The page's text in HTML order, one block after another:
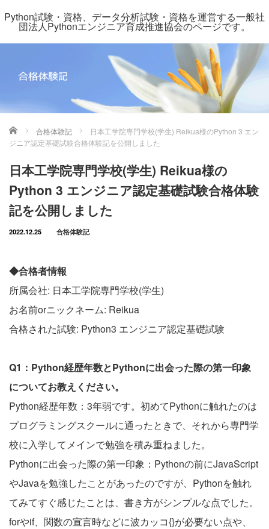
Python試験・資格、データ分析試験・資格を運営する一般社
団法人Pythonエンジニア育成推進協会のページです。
ホーム 合格体験記
日本工学院専門学校(学生) Reikua様のPython 3 エン
ジニア認定基礎試験合格体験記を公開しました
日本工学院専門学校(学生) Reikua様の
Python 3 エンジニア認定基礎試験合格体験
記を公開しました
2022.12.25 合格体験記
◆合格者情報
所属会社: 日本工学院専門学校(学生)
お名前orニックネーム: Reikua
合格された試験: Python3 エンジニア認定基礎試験
Q1：Python経歴年数とPythonに出会った際の第一印象
についてお教えください。
Python経歴年数：3年弱です。初めてPythonに触れたのは
プログラミングスクールに通ったときで、それから専門学
校に入学してメインで勉強を積み重ねました。
Pythonに出会った際の第一印象：Pythonの前にJavaScript
やJavaを勉強したことがあったのですが、Pythonを触れ
てみてすぐ感じたことは、書き方がシンプルな点でした。
forやif、関数の宣言時などに波カッコ{}が必要ない点や、